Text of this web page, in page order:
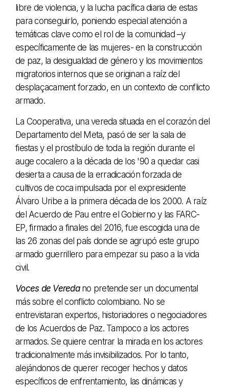
libre de violencia, y la lucha pacífica diaria de estas
para conseguirlo, poniendo especial atención a
temáticas clave como el rol de la comunidad –y
específicamente de las mujeres- en la construcción
de paz, la desigualdad de género y los movimientos
migratorios internos que se originan a raíz del
desplaçacament forzado, en un contexto de conflicto
armado.
La Cooperativa, una vereda situada en el corazón del
Departamento del Meta, pasó de ser la sala de
fiestas y el prostíbulo de toda la región durante el
auge cocalero a la década de los '90 a quedar casi
desierta a causa de la erradicación forzada de
cultivos de coca impulsada por el expresidente
Álvaro Uribe a la primera década de los 2000. A raíz
del Acuerdo de Pau entre el Gobierno y las FARC-
EP, firmado a finales del 2016, fue escogida una de
las 26 zonas del país donde se agrupó este grupo
armado guerrillero para empezar su paso a la vida
civil.
Voces de Veredano pretende ser un documental
más sobre el conflicto colombiano. No se
entrevistaran expertos, historiadores o negociadores
de los Acuerdos de Paz. Tampoco a los actores
armados. Se quiere centrar la mirada en los actores
tradicionalmente más invisibilizados. Por lo tanto,
alejándonos de querer recoger hechos y datos
específicos de enfrentamiento, las dinámicas y